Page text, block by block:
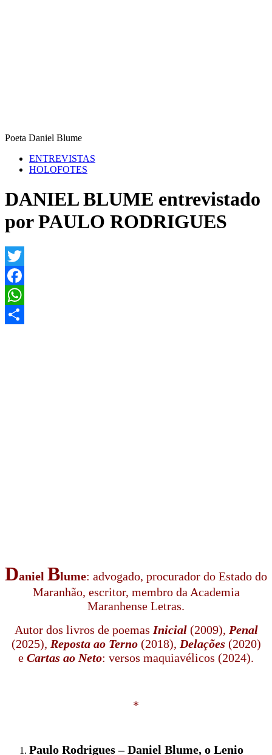
Poeta Daniel Blume
ENTREVISTAS
HOLOFOTES
DANIEL BLUME entrevistado
por PAULO RODRIGUES
Twitter
Facebook
WhatsApp
Daniel Blume: advogado, procurador do Estado do
Maranhão, escritor, membro da Academia
Maranhense Letras.
Autor dos livros de poemas Inicial(2009), Penal
(2025), Reposta ao Terno(2018), Delações (2020)
e Cartas ao Neto: versos maquiavélicos (2024).
*
Paulo Rodrigues – Daniel Blume, o Lenio